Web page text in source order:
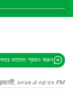
মতামত প্রদান করুন
২০২৬ এ ০৫:৩২ PM